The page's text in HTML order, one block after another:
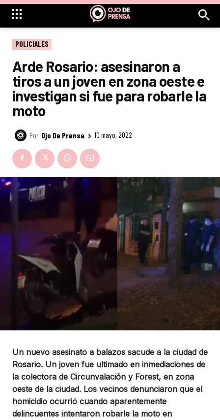
POLICIALES
Arde Rosario: asesinaron a
tiros a un joven en zona oeste e
investigan si fue para robarle la
moto
Por Ojo De Prensa 10 mayo, 2022
Un nuevo asesinato a balazos sacude a la ciudad de
Rosario. Un joven fue ultimado en inmediaciones de
la colectora de Circunvalación y Forest, en zona
oeste de la ciudad. Los vecinos denunciaron que el
homicidio ocurrió cuando aparentemente
delincuentes intentaron robarle la moto en